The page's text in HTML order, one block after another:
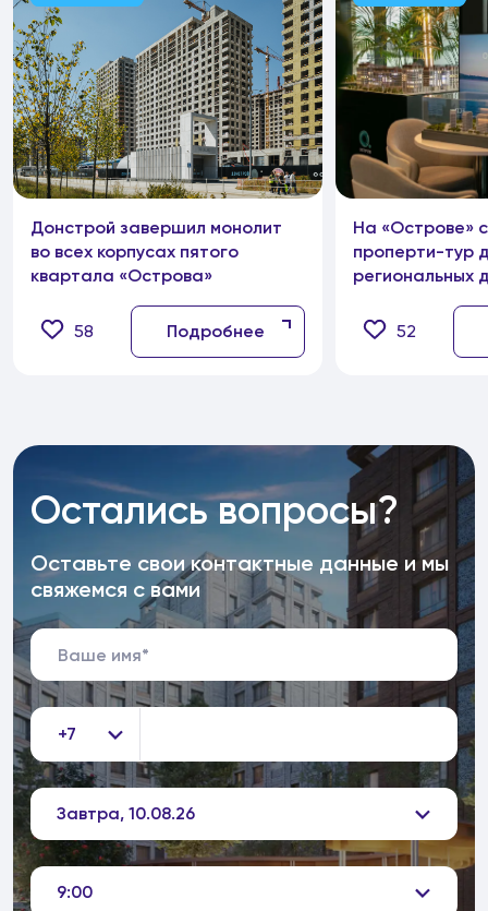
Донстрой завершил монолит
во всех корпусах пятого
квартала «Острова»
58 Подробнее
На «Острове»
проперти-тур
региональных
52
Остались вопросы?
Оставьте свои контактные данные и мы
свяжемся с вами
+7
Завтра, 10.08.26
9:00